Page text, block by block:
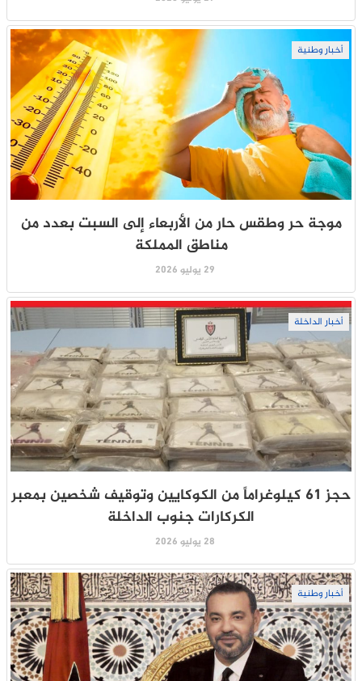
أخبار وطنية
موجة حر وطقس حار من الأربعاء إلى السبت بعدد من
مناطق المملكة
29 يوليو 2026
أخبار الداخلة
حجز 61 كيلوغراماً من الكوكايين وتوقيف شخصين بمعبر
الكركارات جنوب الداخلة
28 يوليو 2026
أخبار وطنية